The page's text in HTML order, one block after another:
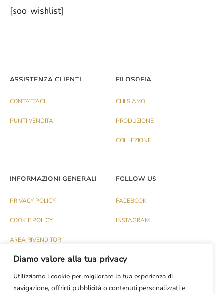
Diamo valore alla tua privacy
Utilizziamo i cookie per migliorare la tua esperienza di
navigazione, offrirti pubblicità o contenuti personalizzati e
[soo_wishlist]
ASSISTENZA CLIENTI
CONTATTACI
PUNTI VENDITA
FILOSOFIA
CHI SIAMO
PRODUZIONE
COLLEZIONE
INFORMAZIONI GENERALI
PRIVACY POLICY
COOKIE POLICY
AREA RIVENDITORI
FOLLOW US
FACEBOOK
INSTAGRAM